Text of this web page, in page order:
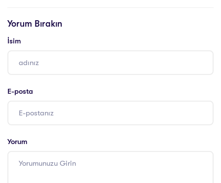
Yorum Bırakın
İsim
E-posta
Yorum